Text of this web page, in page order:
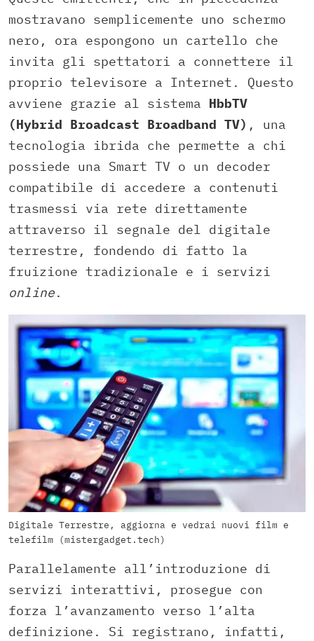
mostravano semplicemente uno schermo
nero, ora espongono un cartello che
invita gli spettatori a connettere il
proprio televisore a Internet. Questo
avviene grazie al sistema HbbTV
(Hybrid Broadcast Broadband TV) , una
tecnologia ibrida che permette a chi
possiede una Smart TV o un decoder
compatibile di accedere a contenuti
trasmessi via rete direttamente
attraverso il segnale del digitale
terrestre, fondendo di fatto la
fruizione tradizionale e i servizi
online.
Digitale Terrestre, aggiorna e vedrai nuovi film e
telefilm (mistergadget.tech)
Parallelamente all’introduzione di
servizi interattivi, prosegue con
forza l’avanzamento verso l’alta
definizione. Si registrano, infatti,